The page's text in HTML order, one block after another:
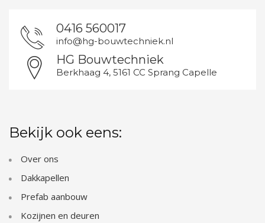
0416 560017
info@hg-bouwtechniek.nl
HG Bouwtechniek
Berkhaag 4, 5161 CC Sprang Capelle
Bekijk ook eens:
Over ons
Dakkapellen
Prefab aanbouw
Kozijnen en deuren